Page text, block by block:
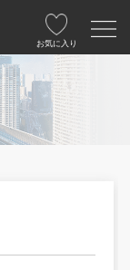
お気に入り